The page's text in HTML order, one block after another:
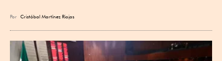
Por Cristóbal Martínez Riojas